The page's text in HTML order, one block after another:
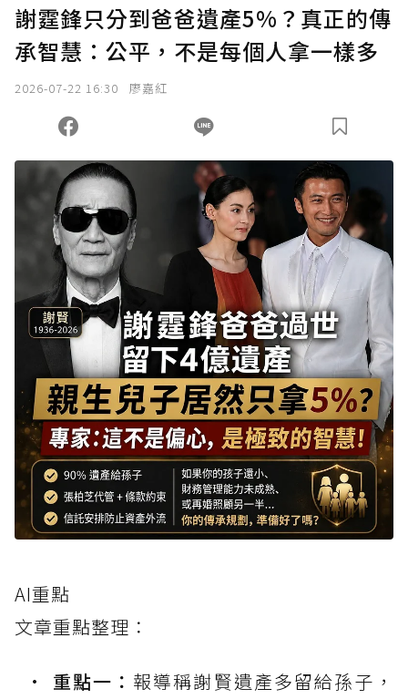
謝霆鋒只分到爸爸遺產5%？真正的傳
承智慧：公平，不是每個人拿一樣多
2026-07-22 16:30 廖嘉紅
AI重點
文章重點整理：
重點一： 報導稱謝賢遺產多留給孫子，